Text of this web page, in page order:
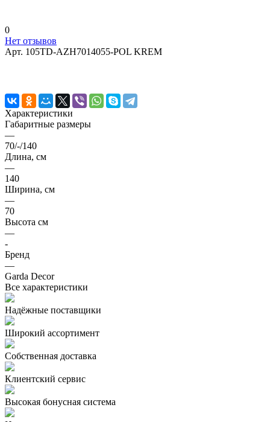
0
Нет отзывов
Арт. 105TD-AZH7014055-POL KREM
Характеристики
Габаритные размеры
—
70/-/140
Длина, см
—
140
Ширина, см
—
70
Высота см
—
-
Бренд
—
Garda Decor
Все характеристики
Надёжные поставщики
Широкий ассортимент
Собственная доставка
Клиентский сервис
Высокая бонусная система